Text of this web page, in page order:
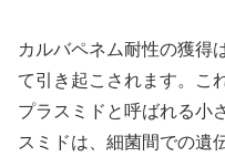
カルバペネム耐性の獲得
て引き起こされます。こ
プラスミドと呼ばれる小
スミドは、細菌間での遺